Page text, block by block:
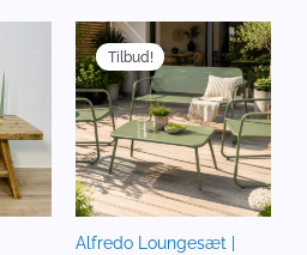
Tilbud!
Alfredo Loungesæt |
Den
oprindelige
pris
var:
2,999.00kr..
Den
aktuelle
pris
er:
2,400.00kr..